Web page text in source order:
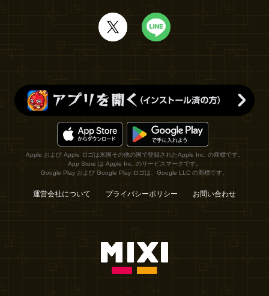
Apple および Apple ロゴは米国その他の国で登録されたApple Inc. の商標です。
App Store は Apple Inc. のサービスマークです。
Google Play および Google Play ロゴは、Google LLC の商標です。
運営会社について プライバシーポリシー お問い合わせ